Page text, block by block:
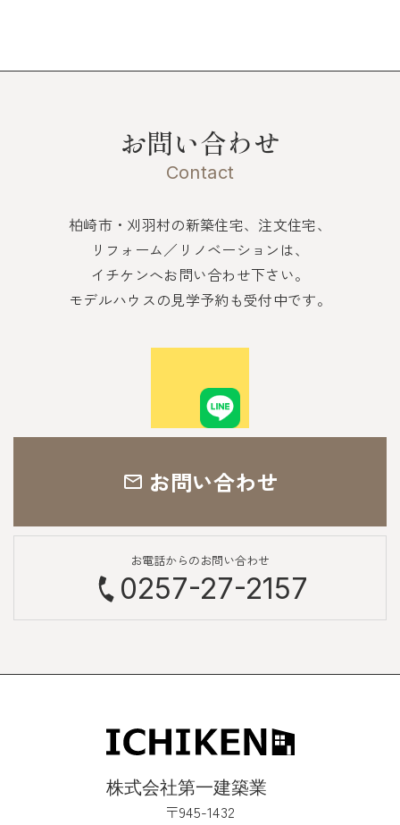
お問い合わせ
Contact
柏崎市・刈羽村の新築住宅、注文住宅、
リフォーム／リノベーションは、
イチケンへお問い合わせ下さい。
モデルハウスの見学予約も受付中です。
お問い合わせ
お電話からのお問い合わせ
0257-27-2157
〒945-1432